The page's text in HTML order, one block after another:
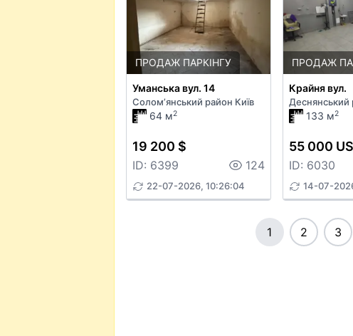
ПРОДАЖ ПАРКІНГУ
Уманська вул. 14
Солом’янський район Київ
64 м2
19 200 $
ID: 6399 124
22-07-2026, 10:26:04
ПРОДАЖ
Крайня вул.
Деснянський
133 м2
55 000
ID: 6030
14-07-
1 2 3